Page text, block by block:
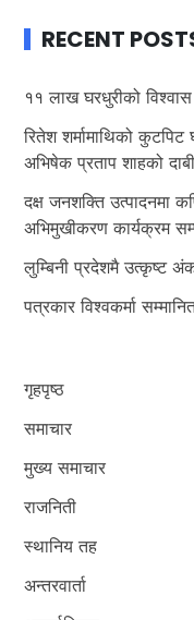
RECENT
११ लाख घरधुरीको
रितेश शर्मामाथिको
अभिषेक प्रताप शाहको दाबी
दक्ष जनशक्ति उत्पादनमा
अभिमुखीकरण कार्यक्रम
लुम्बिनी प्रदेशमै उत्कृष्ट
पत्रकार विश्वकर्मा
गृहपृष्ठ
समाचार
मुख्य समाचार
राजनिती
स्थानिय तह
अन्तरवार्ता